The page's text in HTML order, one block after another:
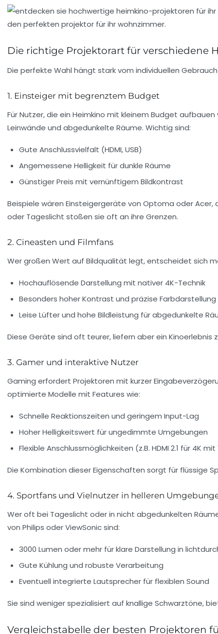
Die richtige Projektorart für verschiedene
Die perfekte Wahl hängt stark vom individuellen
1. Einsteiger mit begrenztem Budget
Für Nutzer, die ein Heimkino mit kleinem Budget
Leinwände und abgedunkelte Räume. Wichtig sind:
Gute Anschlussvielfalt (HDMI, USB)
Angemessene Helligkeit für dunkle Räume
Günstiger Preis mit vernünftigem Bildkontrast
Beispiele wären Einsteigergeräte von Optoma oder
oder Tageslicht stoßen sie oft an ihre Grenzen.
2. Cineasten und Filmfans
Wer großen Wert auf Bildqualität legt, entscheidet sich
Hochauflösende Darstellung mit nativer 4K-Technik
Besonders hoher Kontrast und präzise Farbdarstellung
Leise Lüfter und hohe Bildleistung für abgedunkelte
Diese Geräte sind oft teurer, liefern aber ein Kinoerlebnis
3. Gamer und interaktive Nutzer
Gaming erfordert Projektoren mit kurzer
optimierte Modelle mit Features wie:
Schnelle Reaktionszeiten und geringem Input-Lag
Hoher Helligkeitswert für ungedimmte Umgebungen
Flexible Anschlussmöglichkeiten (z.B. HDMI 2.1 für 4K mit
Die Kombination dieser Eigenschaften sorgt für flüssige
4. Sportfans und Vielnutzer in helleren
Wer oft bei Tageslicht oder in nicht abgedunkelten
von Philips oder ViewSonic sind:
3000 Lumen oder mehr für klare Darstellung in
Gute Kühlung und robuste Verarbeitung
Eventuell integrierte Lautsprecher für flexiblen Sound
Sie sind weniger spezialisiert auf knallige Schwarztöne,
Vergleichstabelle der besten Projektoren